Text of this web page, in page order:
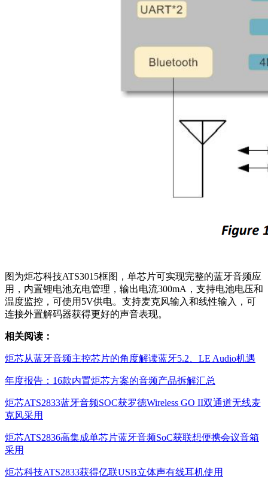
图为炬芯科技ATS3015框图，单芯片可实现完整的蓝牙音频应
用，内置锂电池充电管理，输出电流300mA，支持电池电压和
温度监控，可使用5V供电。支持麦克风输入和线性输入，可
连接外置解码器获得更好的声音表现。
相关阅读：
炬芯从蓝牙音频主控芯片的角度解读蓝牙5.2、LE Audio机遇
年度报告：16款内置炬芯方案的音频产品拆解汇总
炬芯ATS2833蓝牙音频SOC获罗德Wireless GO II双通道无线麦
克风采用
炬芯ATS2836高集成单芯片蓝牙音频SoC获联想便携会议音箱
采用
炬芯科技ATS2833获得亿联USB立体声有线耳机使用